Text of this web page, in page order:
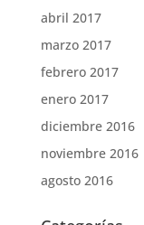
abril 2017
marzo 2017
febrero 2017
enero 2017
diciembre 2016
noviembre 2016
agosto 2016